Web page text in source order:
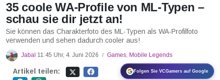
35 coole WA-Profile von ML-Typen –
schau sie dir jetzt an!
Sie können das Charakterfoto des ML-Typen als WA-Profilfoto
verwenden und sehen dadurch cooler aus!
Jabal 11:45 Uhr, 4. Juni 2026 / Games, Mobile Legends
Folgen Sie VCGamers auf Google
Artikel teilen: